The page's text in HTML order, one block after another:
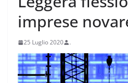
imprese
25 Luglio 2020 .